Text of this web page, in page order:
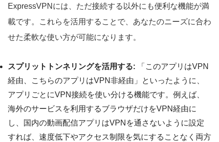
ExpressVPNには、ただ接続する以外にも便利な機能が満
載です。これらを活用することで、あなたのニーズに合わ
せた柔軟な使い方が可能になります。
スプリットトンネリングを活用する: 「このアプリはVPN
経由、こちらのアプリはVPN非経由」といったように、
アプリごとにVPN接続を使い分ける機能です。例えば、
海外のサービスを利用するブラウザだけをVPN経由に
し、国内の動画配信アプリはVPNを通さないように設定
すれば、速度低下やアクセス制限を気にすることなく両方